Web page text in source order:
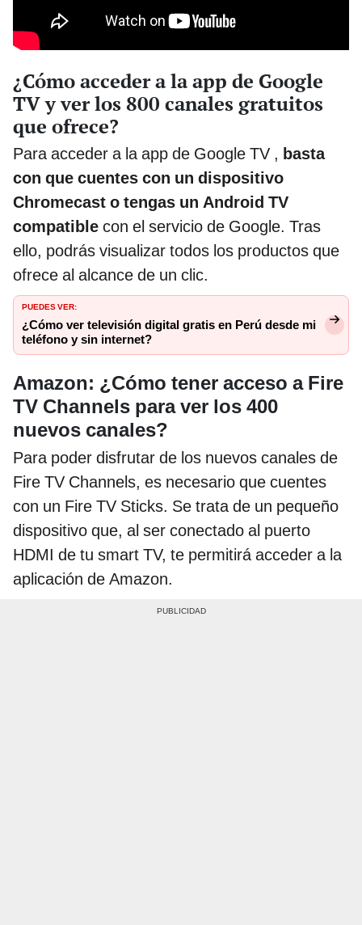
¿Cómo acceder a la app de Google
TV y ver los 800 canales gratuitos
que ofrece?
Para acceder a la app de Google TV , basta
con que cuentes con un dispositivo
Chromecast o tengas un Android TV
compatible con el servicio de Google. Tras
ello, podrás visualizar todos los productos que
ofrece al alcance de un clic.
PUEDES VER:
¿Cómo ver televisión digital gratis en Perú desde mi
teléfono y sin internet?
Amazon: ¿Cómo tener acceso a Fire
TV Channels para ver los 400
nuevos canales?
Para poder disfrutar de los nuevos canales de
Fire TV Channels, es necesario que cuentes
con un Fire TV Sticks. Se trata de un pequeño
dispositivo que, al ser conectado al puerto
HDMI de tu smart TV, te permitirá acceder a la
aplicación de Amazon.